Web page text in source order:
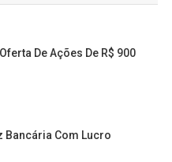
De Ações De R$ 900
Bancária Com Lucro